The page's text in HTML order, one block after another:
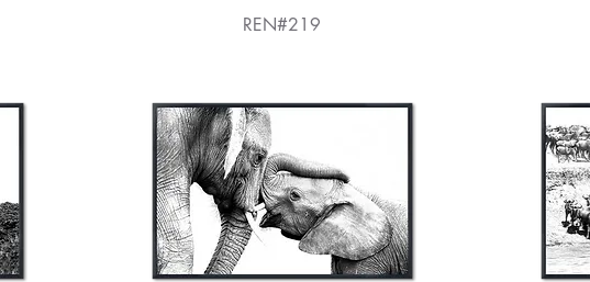
REN#219